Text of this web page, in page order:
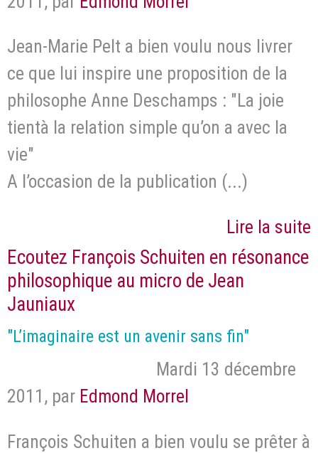
Jean-Marie Pelt a bien voulu nous livrer
ce que lui inspire une proposition de la
philosophe Anne Deschamps : "La joie
tientà la relation simple qu’on a avec la
vie"
A l’occasion de la publication (...)
Lire la suite
Ecoutez François Schuiten en résonance
philosophique au micro de Jean
Jauniaux
"L’imaginaire est un avenir sans fin"
Mardi 13 décembre
2011 , par Edmond Morrel
François Schuiten a bien voulu se prêter à